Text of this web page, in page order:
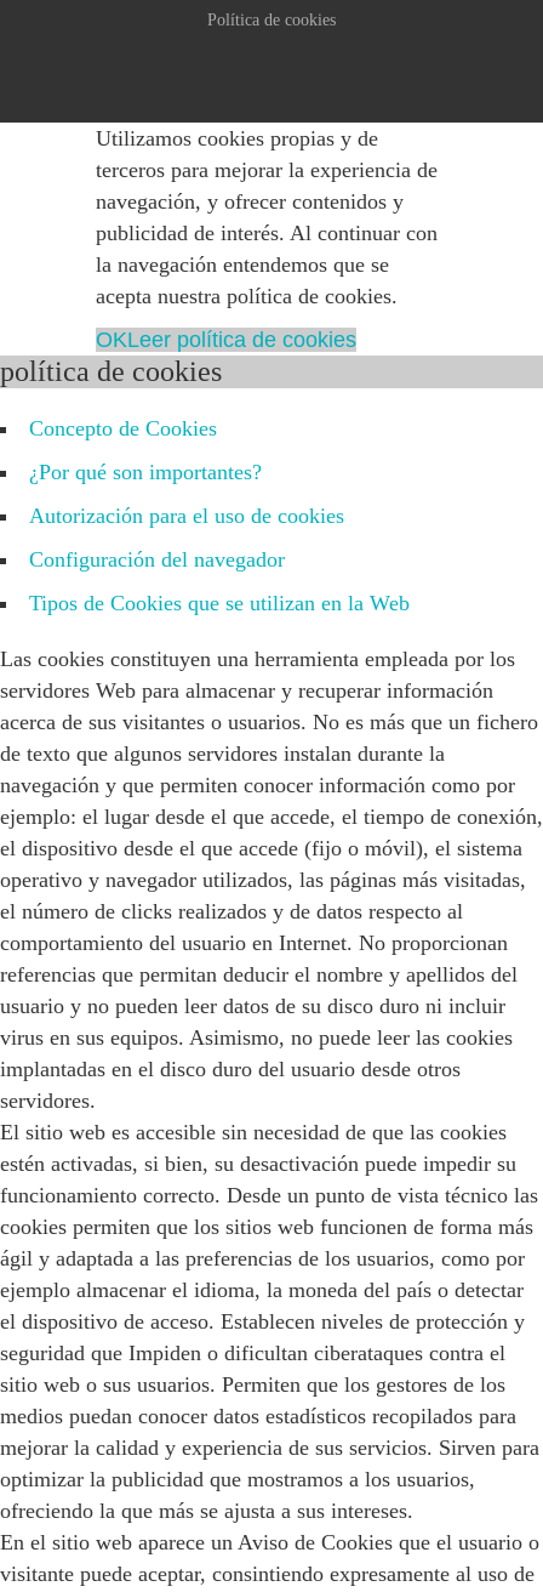
Política de cookies
Utilizamos cookies propias y de
terceros para mejorar la experiencia de
navegación, y ofrecer contenidos y
publicidad de interés. Al continuar con
la navegación entendemos que se
acepta nuestra política de cookies.
OKLeer política de cookies
política de cookies
Concepto de Cookies
¿Por qué son importantes?
Autorización para el uso de cookies
Configuración del navegador
Tipos de Cookies que se utilizan en la Web
Las cookies constituyen una herramienta empleada por los
servidores Web para almacenar y recuperar información
acerca de sus visitantes o usuarios. No es más que un fichero
de texto que algunos servidores instalan durante la
navegación y que permiten conocer información como por
ejemplo: el lugar desde el que accede, el tiempo de conexión,
el dispositivo desde el que accede (fijo o móvil), el sistema
operativo y navegador utilizados, las páginas más visitadas,
el número de clicks realizados y de datos respecto al
comportamiento del usuario en Internet. No proporcionan
referencias que permitan deducir el nombre y apellidos del
usuario y no pueden leer datos de su disco duro ni incluir
virus en sus equipos. Asimismo, no puede leer las cookies
implantadas en el disco duro del usuario desde otros
servidores.
El sitio web es accesible sin necesidad de que las cookies
estén activadas, si bien, su desactivación puede impedir su
funcionamiento correcto. Desde un punto de vista técnico las
cookies permiten que los sitios web funcionen de forma más
ágil y adaptada a las preferencias de los usuarios, como por
ejemplo almacenar el idioma, la moneda del país o detectar
el dispositivo de acceso. Establecen niveles de protección y
seguridad que Impiden o dificultan ciberataques contra el
sitio web o sus usuarios. Permiten que los gestores de los
medios puedan conocer datos estadísticos recopilados para
mejorar la calidad y experiencia de sus servicios. Sirven para
optimizar la publicidad que mostramos a los usuarios,
ofreciendo la que más se ajusta a sus intereses.
En el sitio web aparece un Aviso de Cookies que el usuario o
visitante puede aceptar, consintiendo expresamente al uso de